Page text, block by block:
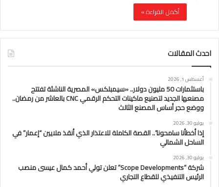
أكمل القراءة »
احدث المقالات
أغسطس 1, 2026
باستثمارات 50 مليون دولار.. «سيمبلكس» المصرية الناشئة تفتتح
مصنعها الجديد لتصنيع ماكينات التحكم الرقمي CNC بالعاشر من رمضان..
ووضع حجر أساس المصنع الثالث
يوليو 30, 2026
إذا أخطأنا سامحونا”.. القصة الكاملة للاعتذار الذي أنقذ ملايين “إعمار” في
الساحل الشمالي
يوليو 30, 2026
شركة “Scope Developments” تعلن تولي أحمد كمال عيسى منصب
الرئيس التنفيذي للقطاع التجاري